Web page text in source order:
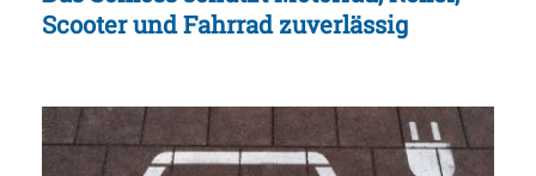
Scooter und Fahrrad zuverlässig